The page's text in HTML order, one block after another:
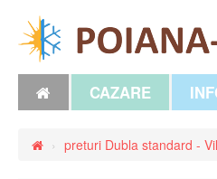
CAZARE
› preturi Dubla standard -